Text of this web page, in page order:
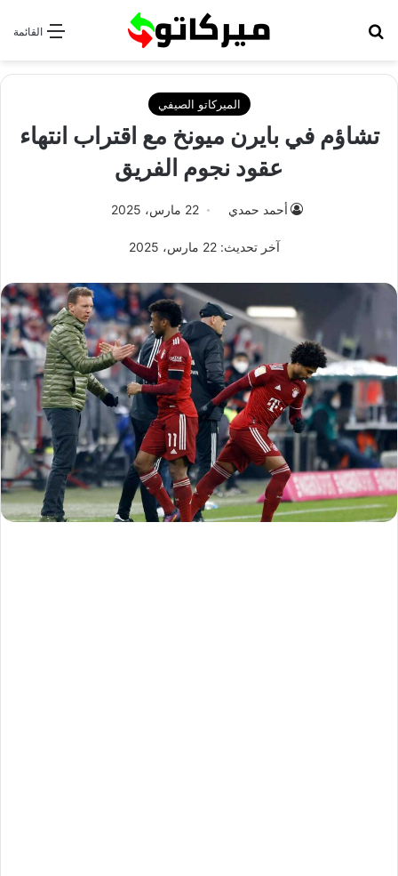
القائمة
الميركاتو الصيفي
تشاؤم في بايرن ميونخ مع اقتراب انتهاء
عقود نجوم الفريق
أحمد حمدي 22 مارس، 2025
آخر تحديث: 22 مارس، 2025